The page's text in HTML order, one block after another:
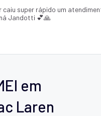
Recomendo de
o dinheiro já estava
em
Laren